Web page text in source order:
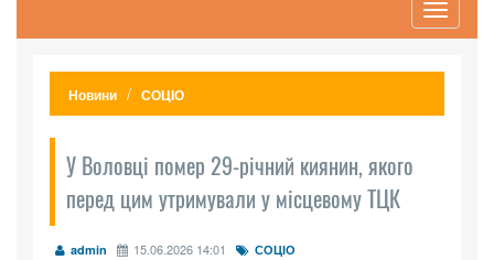
Toggle
Новини СОЦІО
У Воловці помер 29-річний киянин, якого
перед цим утримували у місцевому ТЦК
admin 15.06.2026 14:01 СОЦІО